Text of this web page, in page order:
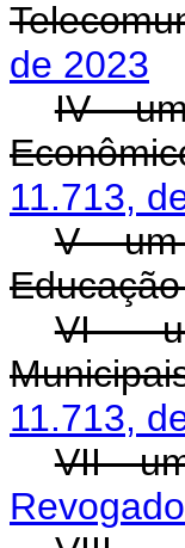
de 2023
IV -
11.713,
V - um
VI -
11.713,
VII -